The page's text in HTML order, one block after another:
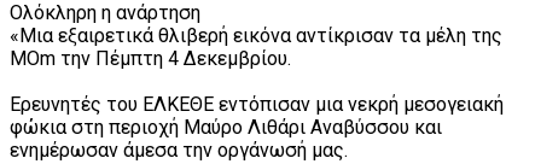
Ολόκληρη η ανάρτηση
«Μια εξαιρετικά θλιβερή εικόνα αντίκρισαν τα μέλη της
MOm την Πέμπτη 4 Δεκεμβρίου.
Ερευνητές του ΕΛΚΕΘΕ εντόπισαν μια νεκρή μεσογειακή
φώκια στη περιοχή Μαύρο Λιθάρι Αναβύσσου και
ενημέρωσαν άμεσα την οργάνωσή μας.